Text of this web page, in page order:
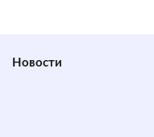
Новости